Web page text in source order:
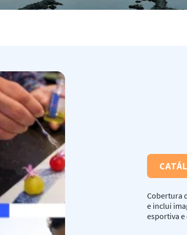
Cobertura
e inclui
esportiva